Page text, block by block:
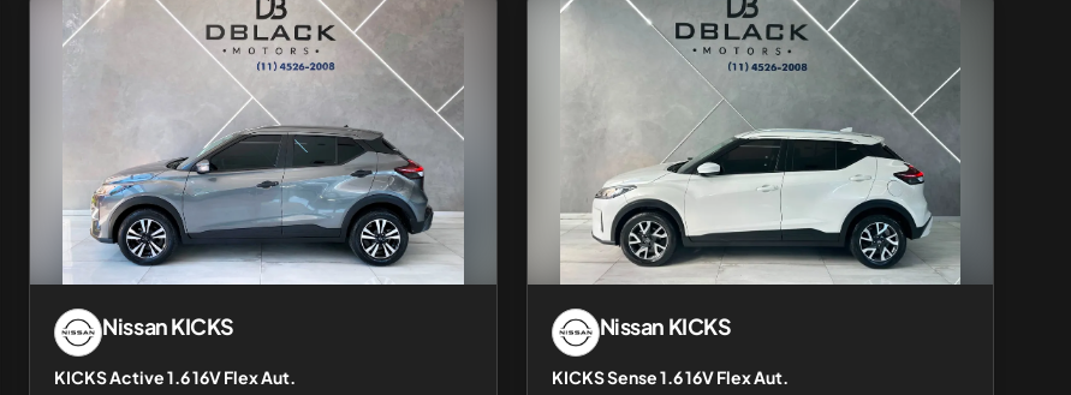
NissanKICKS
KICKS Active 1.6 16V Flex Aut.
Nissan KICKS
KICKS Sense 1.6 16V Flex Aut.